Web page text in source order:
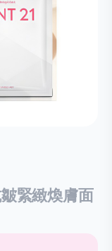
緊緻煥膚面